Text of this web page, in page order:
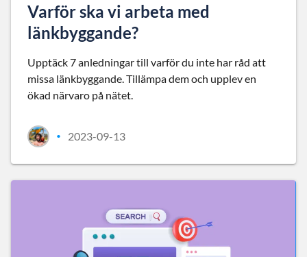
Varför ska vi arbeta med
länkbyggande?
Upptäck 7 anledningar till varför du inte har råd att
missa länkbyggande. Tillämpa dem och upplev en
ökad närvaro på nätet.
• 2023-09-13